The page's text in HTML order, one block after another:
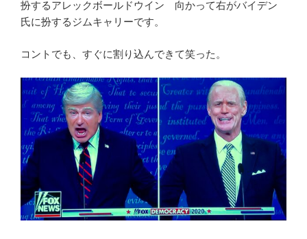
扮するアレックボールドウイン 向かって右がバイデン
氏に扮するジムキャリーです。
コントでも、すぐに割り込んできて笑った。